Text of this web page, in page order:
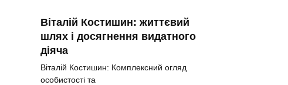
Віталій Костишин: життєвий
шлях і досягнення видатного
діяча
Віталій Костишин: Комплексний огляд
особистості та